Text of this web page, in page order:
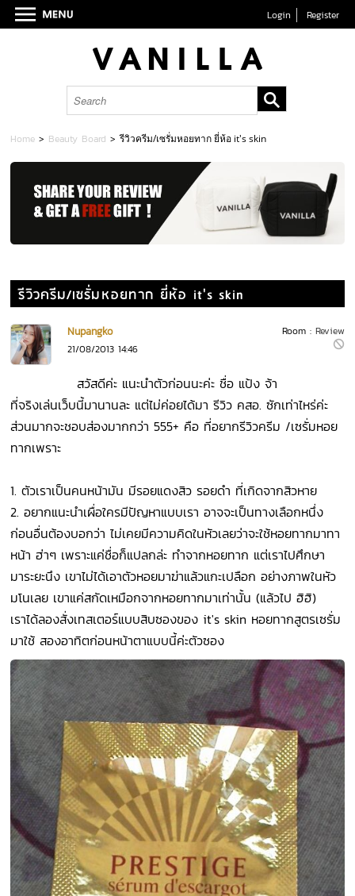
Login Register
Home > Beauty Board >รีวิวครีม/เซรั่มหอยทาก ยี่ห้อ it's skin
รีวิวครีม/เซรั่มหอยทาก ยี่ห้อ it's skin
Room : Review
Nupangko
21/08/2013 14:46
สวัสดีค่ะ แนะนำตัวก่อนนะค่ะ ชื่อ แป้ง จ้า
ที่จริงเล่นเว็บนี้มานานละ แต่ไม่ค่อยได้มา รีวิว คสอ. ซักเท่าไหร่ค่ะ
ส่วนมากจะชอบส่องมากกว่า 555+ คือ ที่อยากรีวิวครีม /เซรั่มหอย
ทากเพราะ
1. ตัวเราเป็นคนหน้ามัน มีรอยแดงสิว รอยดำ ที่เกิดจากสิวหาย
2. อยากแนะนำเผื่อใครมีปัญหาแบบเรา อาจจะเป็นทางเลือกหนึ่ง
ก่อนอื่นต้องบอกว่า ไม่เคยมีความคิดในหัวเลยว่าจะใช้หอยทากมาทา
หน้า ฮ่าๆ เพราะแค่ชื่อก็แปลกล่ะ ทำจากหอยทาก แต่เราไปศึกษา
มาระยะนึง เขาไม่ได้เอาตัวหอยมาฆ่าแล้วแกะเปลือก อย่างภาพในหัว
มโนเลย เขาแค่สกัดเหมือกจากหอยทากมาเท่านั้น (แล้วไป ฮิฮิ)
เราได้ลองสั่งเทสเตอร์แบบสิบซองของ it's skin หอยทากสูตรเซรั่ม
มาใช้ สองอาทิตก่อนหน้าตาแบบนี้ค่ะตัวซอง